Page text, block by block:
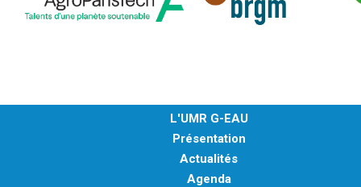
L'UMR G-EAU
Présentation
Actualités
Agenda